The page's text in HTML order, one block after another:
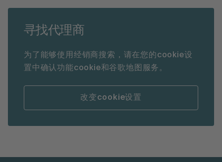
寻找代理商
为了能够使用经销商搜索，请在您的cookie设
置中确认功能cookie和谷歌地图服务。
改变cookie设置